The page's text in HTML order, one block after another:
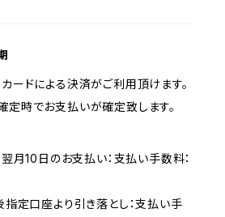
ードによる決済がご利用頂けます。
定時でお支払いが確定致します。
翌月10日のお支払い：支払い手数料：
指定口座より引き落とし：支払い手